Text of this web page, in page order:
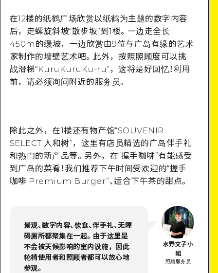
在12楼的纸鹤广场欣赏以纸鹤为主题的数字内容
后，走螺旋斜坡“散步坂”到1楼。一边走全长
450m的缓坡，一边欣赏由9位与广岛有缘的艺术
家制作的墙壁艺术吧。此外，按照照顾度可以挑
战滑梯“KuruKuruKu-ru”，这将是好回忆！利用
前，请必须询问附近的服务员。
除此之外，在1楼还有物产馆“SOUVENIR
SELECT 人和树”，这里有店员精选的广岛伴手礼
和热门的新产品等。另外，在“握手咖啡”有能感受
到广岛的菜肴！我们推荐下午时间受欢迎的“握手
咖啡 Premium Burger”、适合下午茶的甜点。
水野文子小
姐
照顾服务员
景观、数字内容、饮食、伴手礼、无障
碍厕所都聚集在一起。由于这里是
不会被天候影响的室内设施，因此
轮椅使用者和照顾者都可以放心地
参观。